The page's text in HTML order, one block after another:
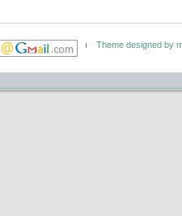
Theme designed by